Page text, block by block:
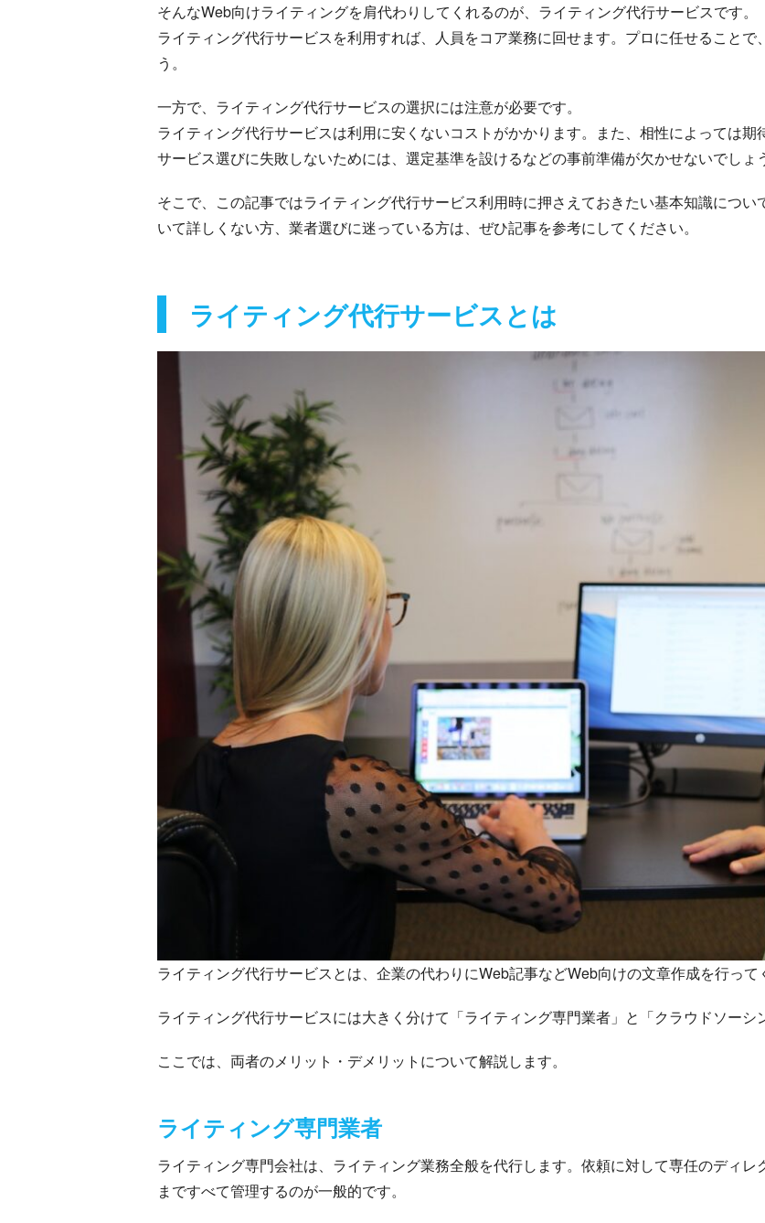
そんなWeb向けライティングを肩代わりしてくれるのが、ライティング代行サービスです。
ライティング代行サービスを利用すれば、人員をコア業務に回せます。プロに任せること
う。
一方で、ライティング代行サービスの選択には注意が必要です。
ライティング代行サービスは利用に安くないコストがかかります。また、相性によっては期
サービス選びに失敗しないためには、選定基準を設けるなどの事前準備が欠かせないでしょ
そこで、この記事ではライティング代行サービス利用時に押さえておきたい基本知識につ
いて詳しくない方、業者選びに迷っている方は、ぜひ記事を参考にしてください。
ライティング代行サービスとは
ライティング代行サービスとは、企業の代わりにWeb記事などWeb向けの文章作成を行って
ライティング代行サービスには大きく分けて「ライティング専門業者」と「クラウドソーシ
ここでは、両者のメリット・デメリットについて解説します。
ライティング専門業者
ライティング専門会社は、ライティング業務全般を代行します。依頼に対して専任のディ
まですべて管理するのが一般的です。